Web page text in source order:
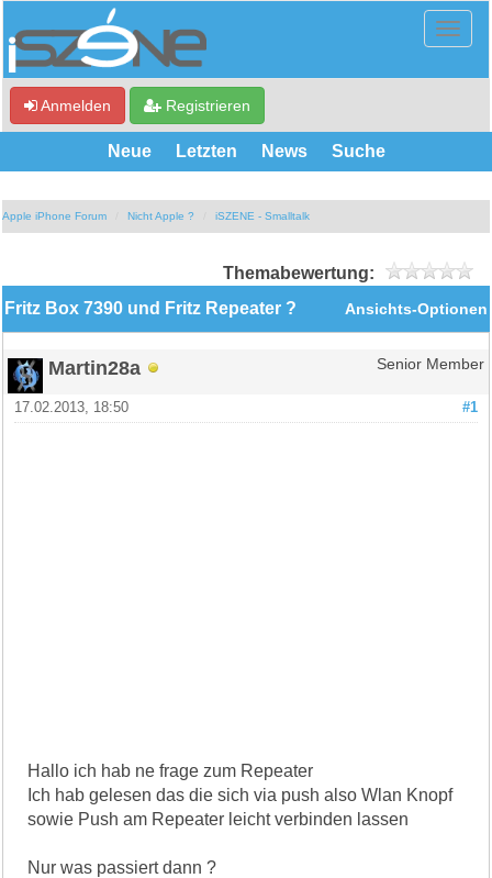
Anmelden Registrieren
Neue Letzten News Suche
Apple iPhone Forum Nicht Apple ? iSZENE - Smalltalk
Themabewertung:
Ansichts-Optionen
Fritz Box 7390 und Fritz Repeater ?
Martin28a Senior Member
#1
17.02.2013, 18:50
Hallo ich hab ne frage zum Repeater
Ich hab gelesen das die sich via push also Wlan Knopf
sowie Push am Repeater leicht verbinden lassen
Nur was passiert dann ?